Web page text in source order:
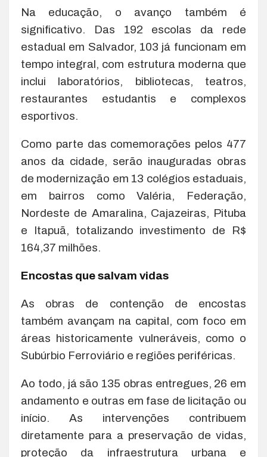
Na educação, o avanço também é
significativo. Das 192 escolas da rede
estadual em Salvador, 103 já funcionam em
tempo integral, com estrutura moderna que
inclui laboratórios, bibliotecas, teatros,
restaurantes estudantis e complexos
esportivos.
Como parte das comemorações pelos 477
anos da cidade, serão inauguradas obras
de modernização em 13 colégios estaduais,
em bairros como Valéria, Federação,
Nordeste de Amaralina, Cajazeiras, Pituba
e Itapuã, totalizando investimento de R$
164,37 milhões.
Encostas que salvam vidas
As obras de contenção de encostas
também avançam na capital, com foco em
áreas historicamente vulneráveis, como o
Subúrbio Ferroviário e regiões periféricas.
Ao todo, já são 135 obras entregues, 26 em
andamento e outras em fase de licitação ou
início. As intervenções contribuem
diretamente para a preservação de vidas,
proteção da infraestrutura urbana e